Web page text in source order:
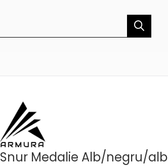
Snur Medalie Alb/negru/alb